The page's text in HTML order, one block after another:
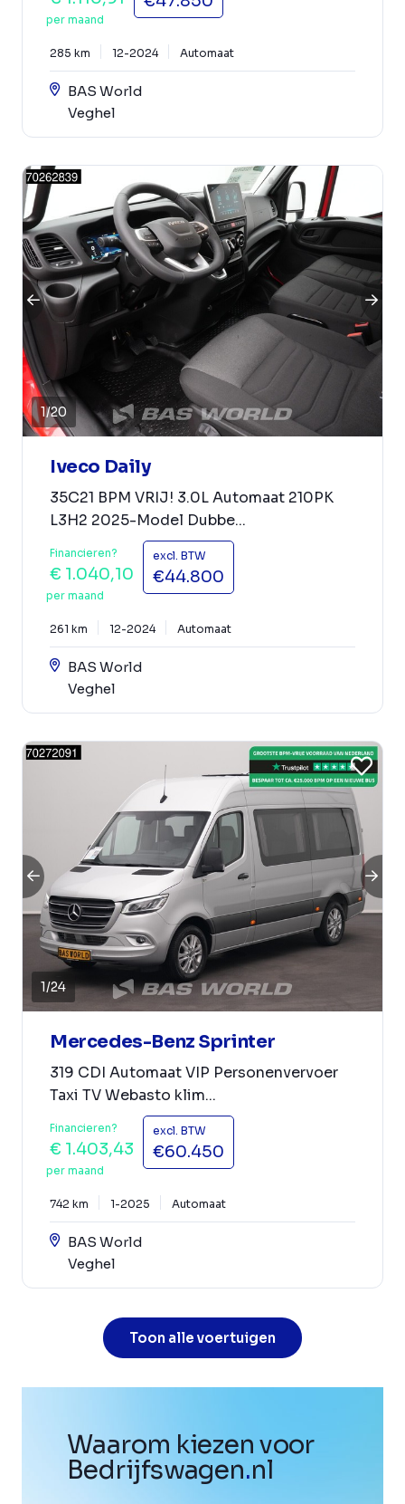
per maand
285 km 12-2024 Automaat
BAS World
Veghel
1/20
Iveco Daily
35C21 BPM VRIJ! 3.0L Automaat 210PK
L3H2 2025-Model Dubbe...
Financieren?
€ 1.040,10
per maand
excl. BTW
€44.800
261 km 12-2024 Automaat
BAS World
Veghel
1/24
Mercedes-Benz Sprinter
319 CDI Automaat VIP Personenvervoer
Taxi TV Webasto klim...
Financieren?
€ 1.403,43
per maand
excl. BTW
€60.450
742 km 1-2025 Automaat
BAS World
Veghel
Toon alle voertuigen
Waarom kiezen voor
Bedrijfswagen.nl